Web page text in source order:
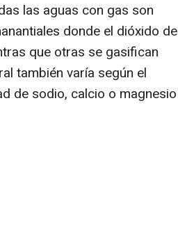
las aguas con gas son
donde el dióxido de
que otras se gasifican
también varía según el
de sodio, calcio o magnesio